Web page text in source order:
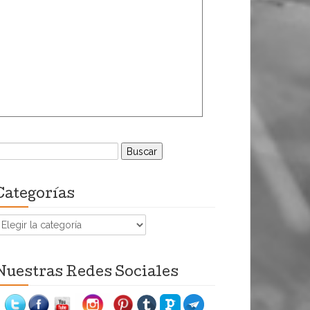
Redes Sociales